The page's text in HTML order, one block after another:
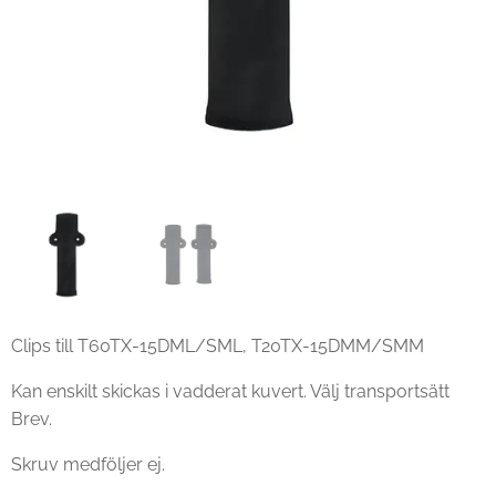
Clips till T60TX-15DML/SML, T20TX-15DMM/SMM
Kan enskilt skickas i vadderat kuvert. Välj transportsätt
Brev.
Skruv medföljer ej.